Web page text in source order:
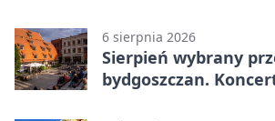
6 sierpnia 2026
Sierpień wybrany
bydgoszczan.